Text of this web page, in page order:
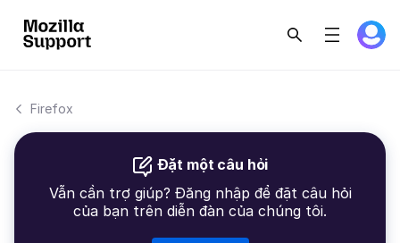
Firefox
Đặt một câu hỏi
Vẫn cần trợ giúp? Đăng nhập để đặt câu hỏi
của bạn trên diễn đàn của chúng tôi.